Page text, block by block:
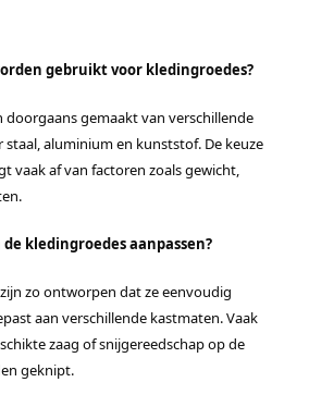
gebruikt voor kledingroedes?
doorgaans gemaakt van verschillende
aluminium en kunststof. De keuze
vaak af van factoren zoals gewicht,
kledingroedes aanpassen?
zo ontworpen dat ze eenvoudig
aan verschillende kastmaten. Vaak
zaag of snijgereedschap op de
geknipt.